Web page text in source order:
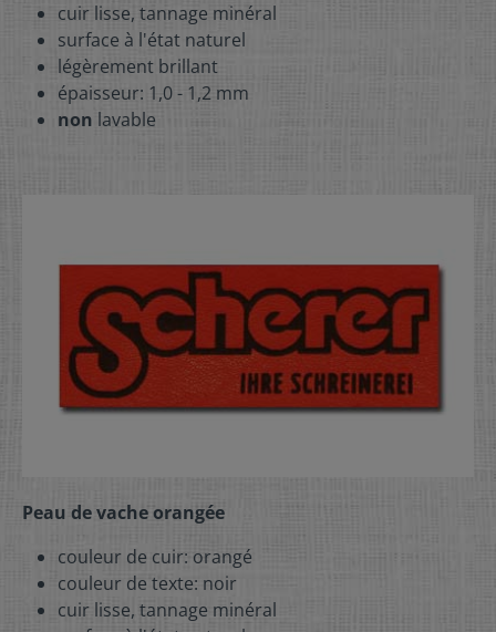
cuir lisse, tannage minéral
surface à l'état naturel
légèrement brillant
épaisseur: 1,0 - 1,2 mm
non lavable
Peau de vache orangée
couleur de cuir: orangé
couleur de texte: noir
cuir lisse, tannage minéral